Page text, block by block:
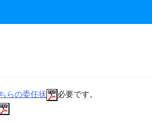
らの委任状
必要です。